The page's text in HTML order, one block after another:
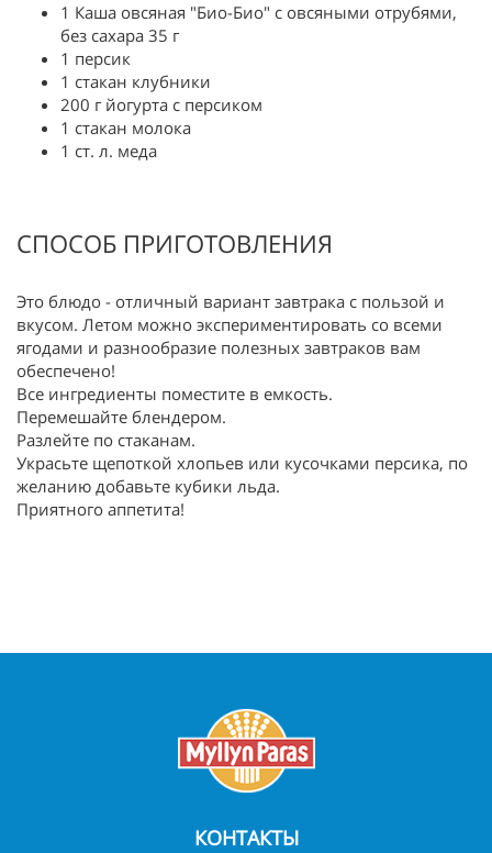
1 Каша овсяная "Био-Био" с овсяными отрубями,
без сахара 35 г
1 персик
1 стакан клубники
200 г йогурта с персиком
1 стакан молока
1 ст. л. меда
СПОСОБ ПРИГОТОВЛЕНИЯ
Это блюдо - отличный вариант завтрака с пользой и
вкусом. Летом можно экспериментировать со всеми
ягодами и разнообразие полезных завтраков вам
обеспечено!
Все ингредиенты поместите в емкость.
Перемешайте блендером.
Разлейте по стаканам.
Украсьте щепоткой хлопьев или кусочками персика, по
желанию добавьте кубики льда.
Приятного аппетита!
КОНТАКТЫ